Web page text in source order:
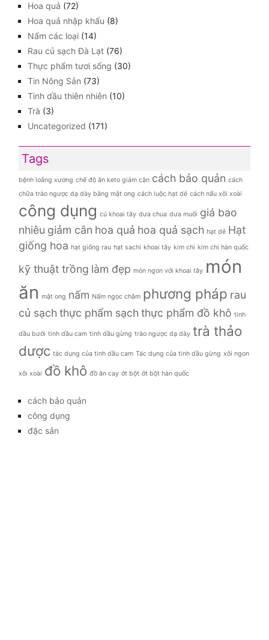
Hoa quả (72)
Hoa quả nhập khẩu (8)
Nấm các loại (14)
Rau củ sạch Đà Lạt (76)
Thực phẩm tươi sống (30)
Tin Nông Sản (73)
Tinh dầu thiên nhiên (10)
Trà (3)
Uncategorized (171)
Tags
bệnh loãng xương chế độ ăn keto giảm cân cách bảo quản cách
chữa trào ngược dạ dày bằng mật ong cách luộc hạt dẻ cách nấu xôi xoài
công dụng củ khoai tây dưa chua dưa muối giá bao
nhiêu giảm cân hoa quả hoa quả sạch hạt dẻ Hạt
giống hoa hạt giống rau hạt sachi khoai tây kim chi kim chi hàn quốc
kỹ thuật trồng làm đẹp món ngon với khoai tây món
ăn mật ong nấm Nấm ngọc châm phương pháp rau
củ sạch thực phẩm sạch thực phẩm đồ khô tinh
dầu bưởi tinh dầu cam tinh dầu gừng trào ngược dạ dày trà thảo
dược tác dụng của tinh dầu cam Tác dụng của tinh dầu gừng xôi ngon
xôi xoài đồ khô đồ ăn cay ớt bột ớt bột hàn quốc
cách bảo quản
công dụng
đặc sản